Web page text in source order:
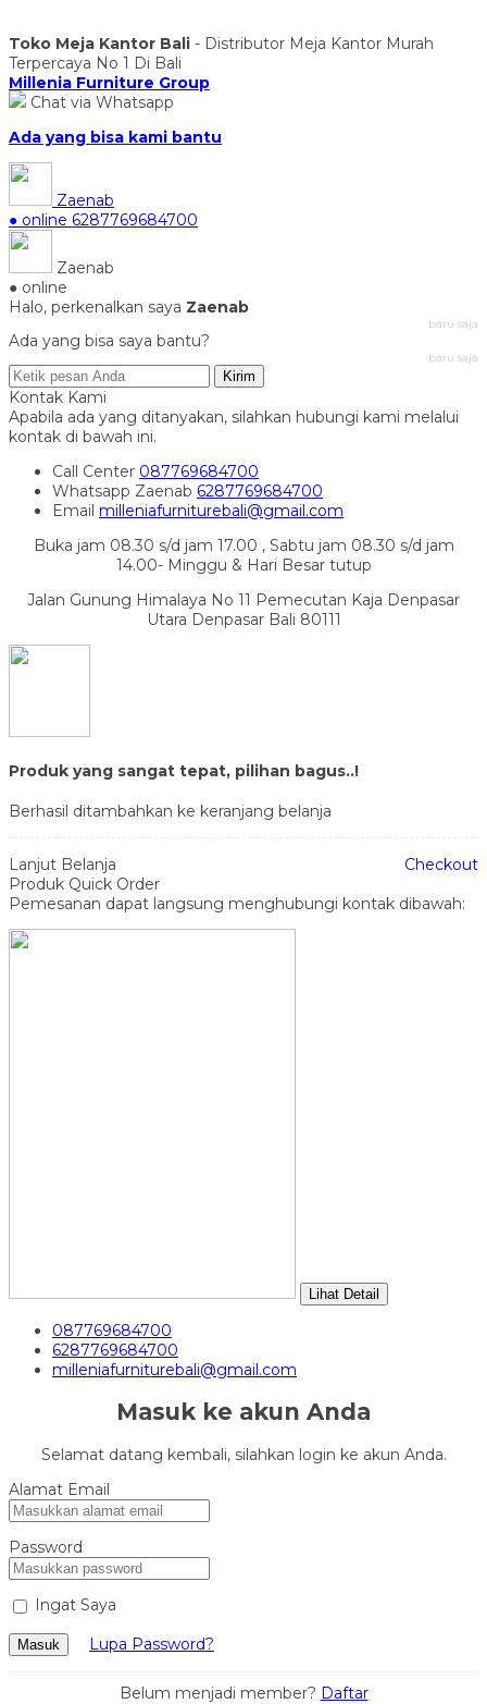
Toko Meja Kantor Bali - Distributor Meja Kantor Murah
Terpercaya No 1 Di Bali
Millenia Furniture Group
Chat via Whatsapp
Ada yang bisa kami bantu
Zaenab
● online 6287769684700
Zaenab
● online
Halo, perkenalkan saya Zaenab
baru saja
Ada yang bisa saya bantu?
baru saja
Kirim
Kontak Kami
Apabila ada yang ditanyakan, silahkan hubungi kami melalui
kontak di bawah ini.
Call Center 087769684700
Whatsapp Zaenab 6287769684700
Email milleniafurniturebali@gmail.com
Buka jam 08.30 s/d jam 17.00 , Sabtu jam 08.30 s/d jam
14.00- Minggu & Hari Besar tutup
Jalan Gunung Himalaya No 11 Pemecutan Kaja Denpasar
Utara Denpasar Bali 80111
Produk yang sangat tepat, pilihan bagus..!
Berhasil ditambahkan ke keranjang belanja
Lanjut Belanja
Checkout
Produk Quick Order
Pemesanan dapat langsung menghubungi kontak dibawah:
Lihat Detail
087769684700
6287769684700
milleniafurniturebali@gmail.com
Masuk ke akun Anda
Selamat datang kembali, silahkan login ke akun Anda.
Alamat Email
Password
Ingat Saya
Masuk Lupa Password?
Belum menjadi member? Daftar